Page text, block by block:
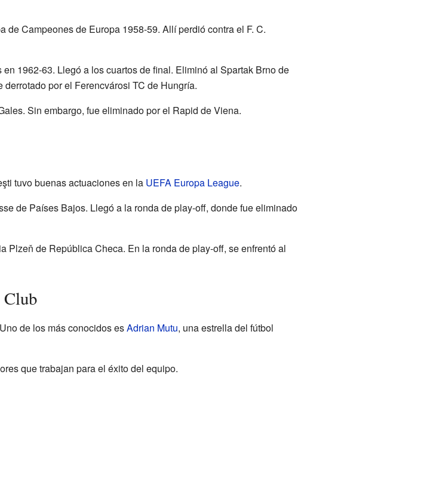
Campeones de Europa 1958-59. Allí perdió contra el F. C.
1962-63. Llegó a los cuartos de final. Eliminó al Spartak Brno de
por el Ferencvárosi TC de Hungría.
Sin embargo, fue eliminado por el Rapid de Viena.
tuvo buenas actuaciones en la UEFA Europa League.
de Países Bajos. Llegó a la ronda de play-off, donde fue eliminado
Plzeň de República Checa. En la ronda de play-off, se enfrentó al
Club
de los más conocidos esAdrian Mutu, una estrella del fútbol
que trabajan para el éxito del equipo.